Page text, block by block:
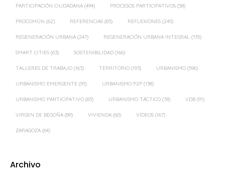
PARTICIPACIÓN CIUDADANA (494) PROCESOS PARTICIPATIVOS (58)
PROCOMÚN (62) REFERENCIAS (83) REFLEXIONES (245)
REGENERACIÓN URBANA (247) REGENERACIÓN URBANA INTEGRAL (135)
SMART CITIES (63) SOSTENIBILIDAD (166)
TALLERES DE TRABAJO (163) TERRITORIO (193) URBANISMO (596)
URBANISMO EMERGENTE (95) URBANISMO P2P (138)
URBANISMO PARTICIPATIVO (83) URBANISMO TÁCTICO (78) VDB (91)
VIRGEN DE BEGOÑA (89) VIVIENDA (60) VÍDEOS (167)
ZARAGOZA (64)
Archivo